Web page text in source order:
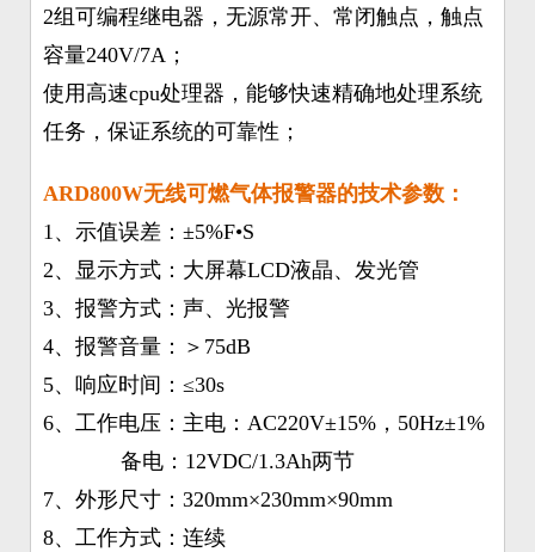
2组可编程继电器，无源常开、常闭触点，触点
容量240V/7A；
使用高速cpu处理器，能够快速精确地处理系统
任务，保证系统的可靠性；
ARD800W无线可燃气体报警器的技术参数：
1、示值误差：±5%F•S
2、显示方式：大屏幕LCD液晶、发光管
3、报警方式：声、光报警
4、报警音量：＞75dB
5、响应时间：≤30s
6、工作电压：主电：AC220V±15%，50Hz±1%
备电：12VDC/1.3Ah两节
7、外形尺寸：320mm×230mm×90mm
8、工作方式：连续